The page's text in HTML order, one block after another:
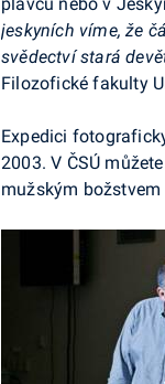
jeskyních víme, že
svědectví stará
Filozofické fakulty
Expedici
2003. V ČSÚ
mužským